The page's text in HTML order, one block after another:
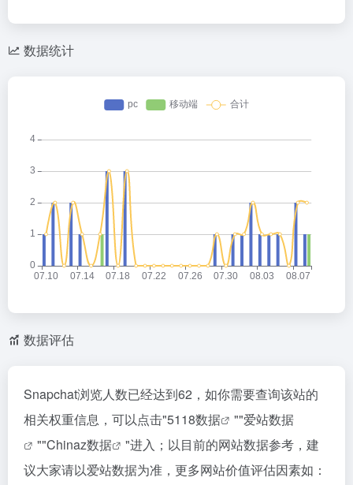
数据统计
数据评估
Snapchat浏览人数已经达到62，如你需要查询该站的
相关权重信息，可以点击"5118数据 ""爱站数据
""Chinaz数据
"进入；以目前的网站数据参考，建
议大家请以爱站数据为准，更多网站价值评估因素如：